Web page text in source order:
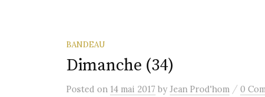
BANDEAU
Dimanche (34)
Posted on 14 mai 2017 by Jean Prod'hom / 0